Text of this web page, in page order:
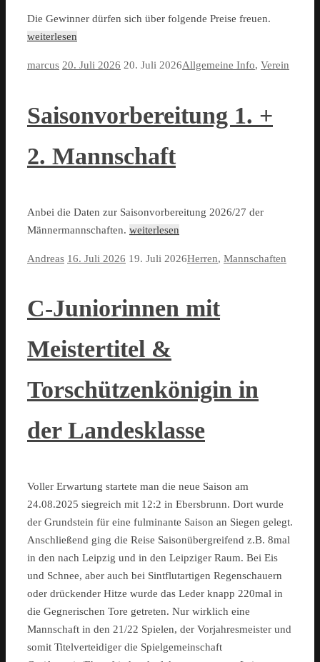
Die Gewinner dürfen sich über folgende Preise freuen.
weiterlesen
marcus 20. Juli 2026 20. Juli 2026Allgemeine Info, Verein
Saisonvorbereitung 1. +
2. Mannschaft
Anbei die Daten zur Saisonvorbereitung 2026/27 der
Männermannschaften. weiterlesen
Andreas 16. Juli 2026 19. Juli 2026Herren, Mannschaften
C-Juniorinnen mit
Meistertitel &
Torschützenkönigin in
der Landesklasse
Voller Erwartung startete man die neue Saison am
24.08.2025 siegreich mit 12:2 in Ebersbrunn. Dort wurde
der Grundstein für eine fulminante Saison an Siegen gelegt.
Anschließend ging die Reise Saisonübergreifend z.B. 8mal
in den nach Leipzig und in den Leipziger Raum. Bei Eis
und Schnee, aber auch bei Sintflutartigen Regenschauern
oder drückender Hitze wurde das Leder knapp 220mal in
die Gegnerischen Tore getreten. Nur wirklich eine
Mannschaft in den 21/22 Spielen, der Vorjahresmeister und
somit Titelverteidiger die Spielgemeinschaft